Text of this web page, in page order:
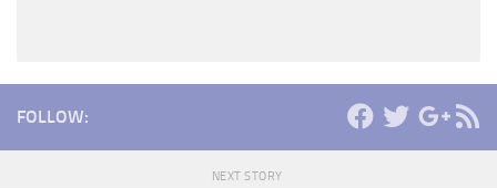
FOLLOW:
NEXT STORY